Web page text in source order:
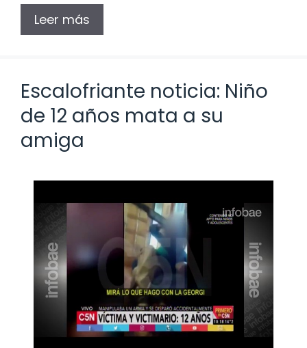
Leer más
Escalofriante noticia: Niño
de 12 años mata a su
amiga